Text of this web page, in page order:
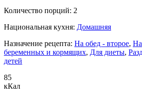
Количество порций: 2
Национальная кухня: Домашняя
Назначение рецепта: На обед - второе,
беременных и кормящих, Для диеты,
детей
85
кКал